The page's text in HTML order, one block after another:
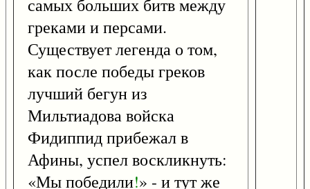
самых больших битв между
греками и персами.
Существует легенда о том,
как после победы греков
лучший бегун из
Мильтиадова войска
Фидиппид прибежал в
Афины, успел воскликнуть:
«Мы победили!» - и тут же